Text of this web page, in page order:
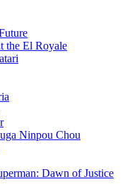
the El Royale
Ninpou Chou
Dawn of Justice